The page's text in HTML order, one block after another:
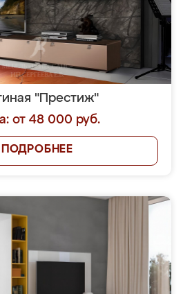
"Престиж"
от 48 000 руб.
ПОДРОБНЕЕ